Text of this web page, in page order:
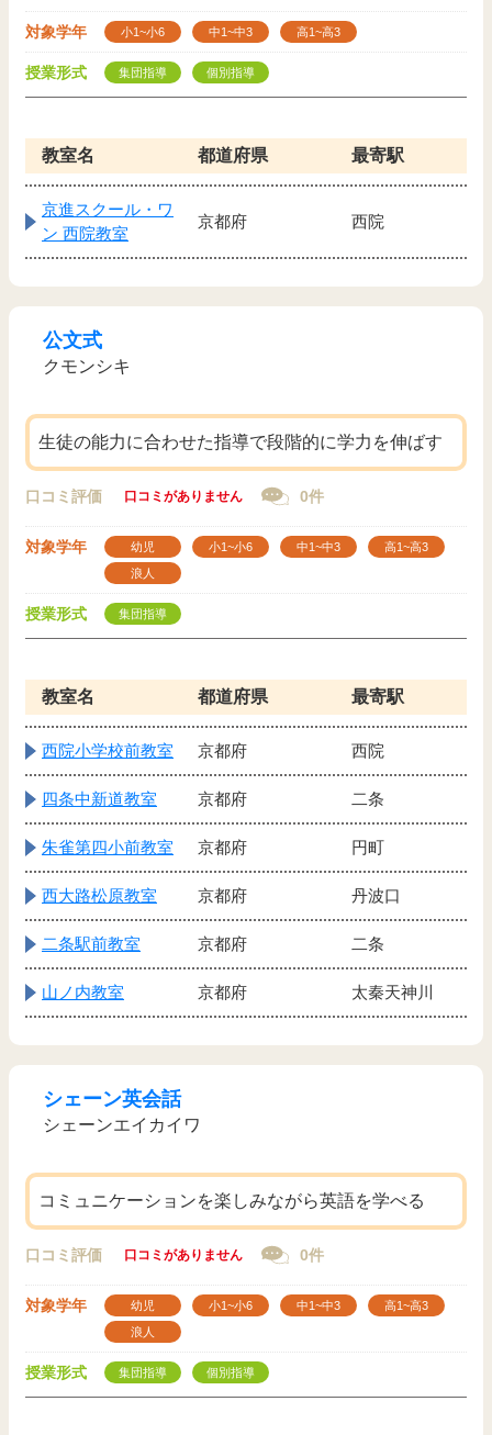
対象学年 小1~小6 中1~中3 高1~高3
授業形式 集団指導 個別指導
教室名 都道府県 最寄駅
京進スクール・ワ
ン 西院教室
京都府 西院
公文式
クモンシキ
生徒の能力に合わせた指導で段階的に学力を伸ばす
口コミ評価 口コミがありません 0件
対象学年 幼児 小1~小6 中1~中3
高1~高3
浪人
授業形式 集団指導
教室名 都道府県 最寄駅
西院小学校前教室 京都府 西院
四条中新道教室 京都府 二条
朱雀第四小前教室 京都府 円町
西大路松原教室 京都府 丹波口
二条駅前教室 京都府 二条
山ノ内教室 京都府 太秦天神川
シェーン英会話
シェーンエイカイワ
コミュニケーションを楽しみながら英語を学べる
口コミ評価 口コミがありません 0件
対象学年 幼児 小1~小6 中1~中3
高1~高3
浪人
授業形式 集団指導 個別指導